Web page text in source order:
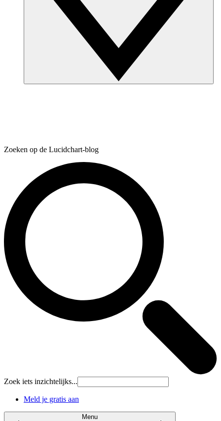
Zoeken op de Lucidchart-blog
Zoek iets inzichtelijks...
Meld je gratis aan
Menu